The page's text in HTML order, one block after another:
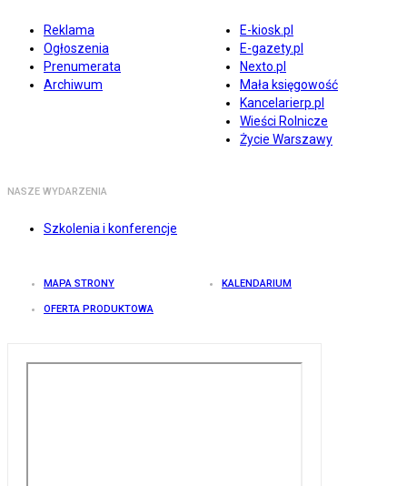
Reklama
Ogłoszenia
Prenumerata
Archiwum
E-kiosk.pl
E-gazety.pl
Nexto.pl
Mała księgowość
Kancelarierp.pl
Wieści Rolnicze
Życie Warszawy
NASZE WYDARZENIA
Szkolenia i konferencje
MAPA STRONY KALENDARIUM
OFERTA PRODUKTOWA